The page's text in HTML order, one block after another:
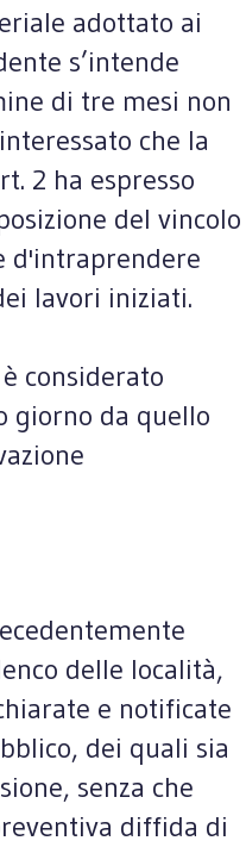
adottato ai
s’intende
di tre mesi non
che la
2 ha espresso
del vincolo
d'intraprendere
lavori iniziati.
considerato
giorno da quello
delle località,
e notificate
dei quali sia
senza che
diffida di